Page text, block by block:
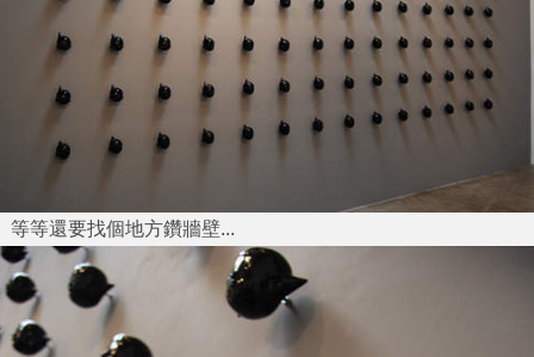
等等還要找個地方鑽牆壁...